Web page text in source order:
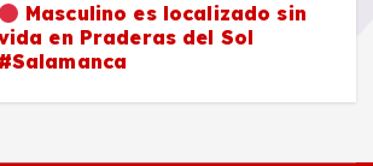
Masculino es localizado sin
en Praderas del Sol
#Salamanca